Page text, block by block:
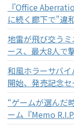
『Office
に続く廊下で"違
地雷が飛び交う
ース、最大8人で
和風ホラーサバ
開始、発売記念
“ゲームが選んだ
ーム『Memo